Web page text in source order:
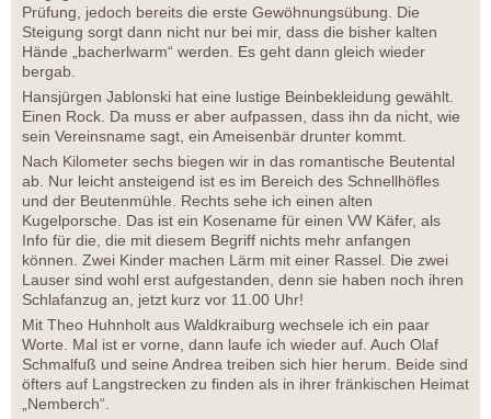
Prüfung, jedoch bereits die erste Gewöhnungsübung. Die
Steigung sorgt dann nicht nur bei mir, dass die bisher kalten
Hände „bacherlwarm“ werden. Es geht dann gleich wieder
bergab.
Hansjürgen Jablonski hat eine lustige Beinbekleidung gewählt.
Einen Rock. Da muss er aber aufpassen, dass ihn da nicht, wie
sein Vereinsname sagt, ein Ameisenbär drunter kommt.
Nach Kilometer sechs biegen wir in das romantische Beutental
ab. Nur leicht ansteigend ist es im Bereich des Schnellhöfles
und der Beutenmühle. Rechts sehe ich einen alten
Kugelporsche. Das ist ein Kosename für einen VW Käfer, als
Info für die, die mit diesem Begriff nichts mehr anfangen
können. Zwei Kinder machen Lärm mit einer Rassel. Die zwei
Lauser sind wohl erst aufgestanden, denn sie haben noch ihren
Schlafanzug an, jetzt kurz vor 11.00 Uhr!
Mit Theo Huhnholt aus Waldkraiburg wechsele ich ein paar
Worte. Mal ist er vorne, dann laufe ich wieder auf. Auch Olaf
Schmalfuß und seine Andrea treiben sich hier herum. Beide sind
öfters auf Langstrecken zu finden als in ihrer fränkischen Heimat
„Nemberch“.